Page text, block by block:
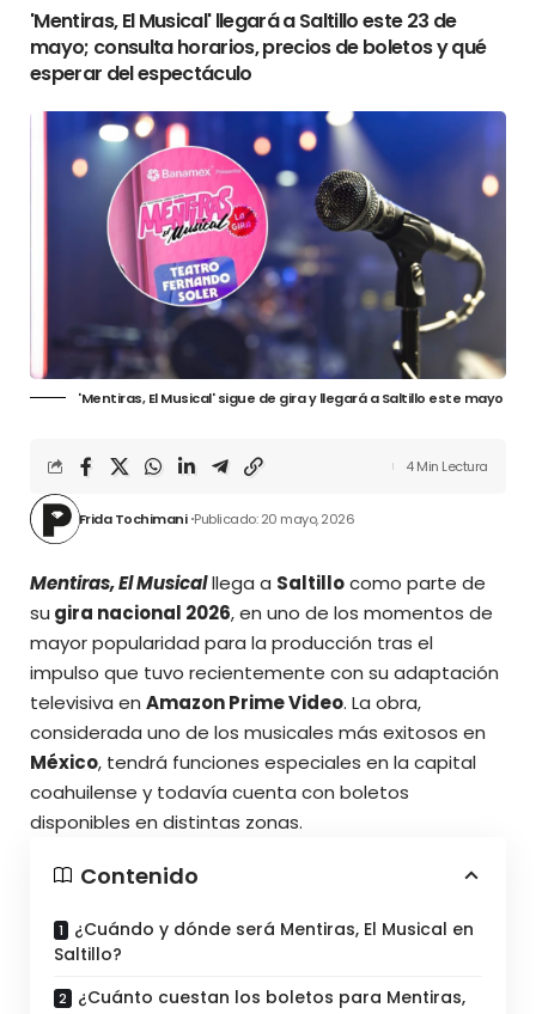
'Mentiras, El Musical' llegará a Saltillo este 23 de
mayo; consulta horarios, precios de boletos y qué
esperar del espectáculo
'Mentiras, El Musical' sigue de gira y llegará a Saltillo este mayo
Frida Tochimani Publicado: 20 mayo, 2026
4 Min Lectura
Mentiras, El Musicalllega a Saltillocomo parte de
su gira nacional 2026, en uno de los momentos de
mayor popularidad para la producción tras el
impulso que tuvo recientemente con su adaptación
televisiva en Amazon Prime Video. La obra,
considerada uno de los musicales más exitosos en
México, tendrá funciones especiales en la capital
coahuilense y todavía cuenta con boletos
disponibles en distintas zonas.
Contenido
¿Cuándo y dónde será Mentiras, El Musical en
Saltillo?
¿Cuánto cuestan los boletos para Mentiras,